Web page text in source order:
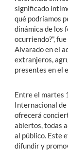
significado
qué podríamos
dinámica de los
ocurriendo?”,
Alvarado en el
extranjeros,
presentes en el
Entre el martes
Internacional
ofrecerá
abiertos, todas
al público. Este
difundir y